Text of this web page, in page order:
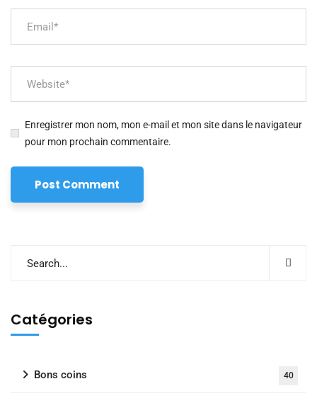
Enregistrer mon nom, mon e-mail et mon site dans le navigateur
pour mon prochain commentaire.
Catégories
Bons coins 40